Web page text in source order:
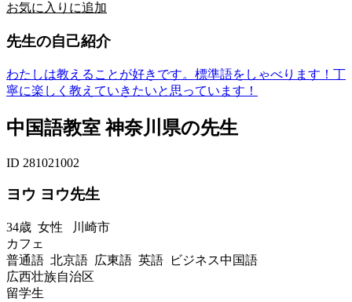
お気に入りに追加
先生の自己紹介
わたしは教えることが好きです。標準語をしゃべります！丁
寧に楽しく教えていきたいと思っています！
中国語教室 神奈川県の先生
ID 281021002
ヨウ ヨウ先生
34歳 女性 川崎市
カフェ
普通語 北京語 広東語 英語 ビジネス中国語
広西壮族自治区
留学生